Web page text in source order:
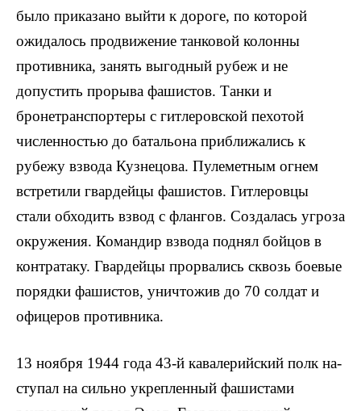
было приказано выйти к дороге, по которой
ожидалось продвижение танковой колонны
противника, занять выгод­ный рубеж и не
допустить прорыва фашистов. Танки и
бронетранспортеры с гитлеровской пехотой
численностью до батальона приближались к
рубежу взвода Кузнецова. Пулеметным огнем
встретили гвар­дейцы фашистов. Гитлеровцы
стали обходить взвод с флангов. Создалась угроза
окружения. Командир взвода поднял бойцов в
контратаку. Гвардейцы прорвались сквозь боевые
порядки фашистов, уничтожив до 70 сол­дат и
офицеров противника.
13 ноября 1944 года 43-й кавалерийский полк на­
ступал на сильно укрепленный фашистами